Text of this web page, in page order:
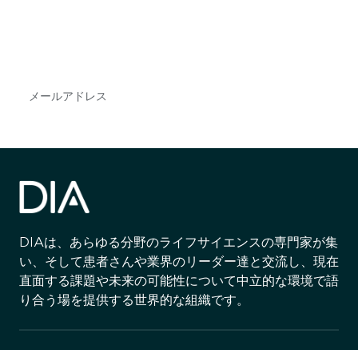
DIAは、あらゆる分野のライフサイエンスの専門家が集
い、そして患者さんや業界のリーダー達と交流し、現在
直面する課題や未来の可能性について中立的な環境で語
り合う場を提供する世界的な組織です。